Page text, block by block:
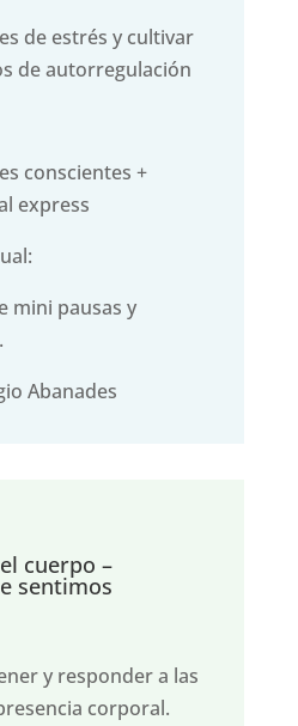
de estrés y cultivar
de autorregulación
conscientes +
express
mini pausas y
Abanades
cuerpo –
sentimos
y responder a las
corporal.